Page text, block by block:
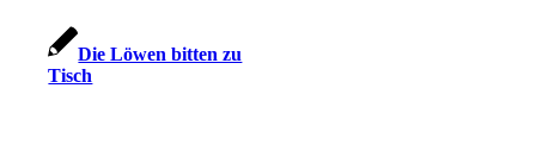
Die Löwen bitten zu
Tisch